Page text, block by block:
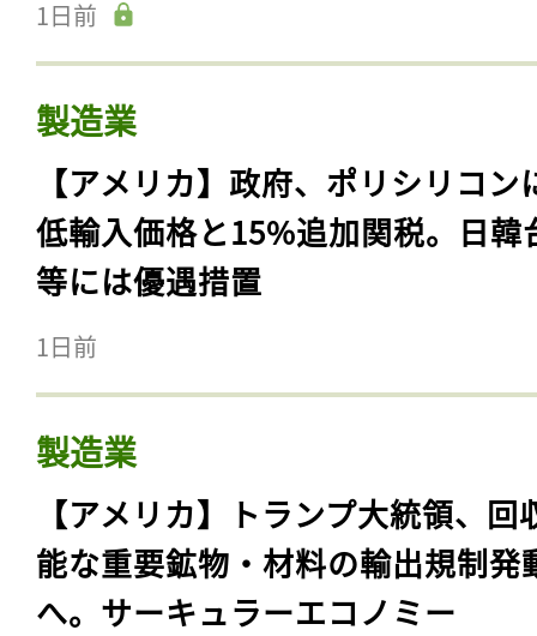
1日前
製造業
【アメリカ】政府、ポリシリコン
低輸入価格と15%追加関税。日韓
等には優遇措置
1日前
製造業
【アメリカ】トランプ大統領、回
能な重要鉱物・材料の輸出規制発
へ。サーキュラーエコノミー